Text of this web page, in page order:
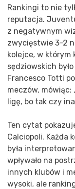
Rankingi to nie
reputacja.
z negatywnym
zwycięstwie 3-2
kolejce, w którym
sędziowskich
Francesco Totti
meczów, mówiąc:
ligę, bo tak czy
Ten cytat
Calciopoli. Każda
była
wpływało na
innych klubów i
wysoki, ale